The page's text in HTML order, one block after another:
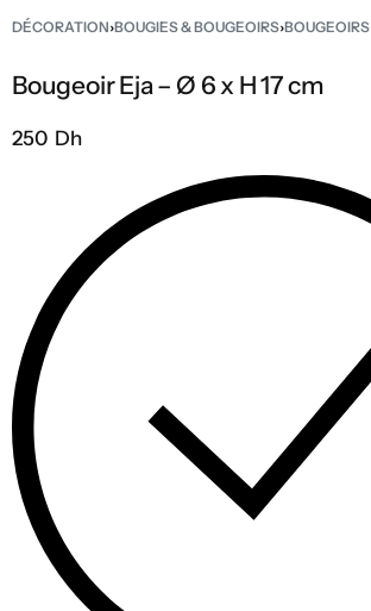
DÉCORATION›BOUGIES & BOUGEOIRS›BOUGEOIRS
Bougeoir Eja – Ø 6 x H 17 cm
250 Dh